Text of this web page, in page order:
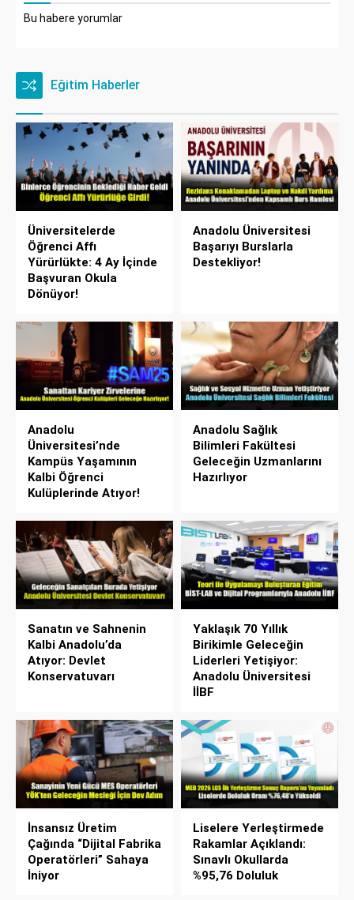
Bu habere yorumlar
Eğitim Haberler
Üniversitelerde
Öğrenci Affı
Yürürlükte: 4 Ay İçinde
Başvuran Okula
Dönüyor!
Anadolu Üniversitesi
Başarıyı Burslarla
Destekliyor!
Anadolu
Üniversitesi’nde
Kampüs Yaşamının
Kalbi Öğrenci
Kulüplerinde Atıyor!
Anadolu Sağlık
Bilimleri Fakültesi
Geleceğin Uzmanlarını
Hazırlıyor
Sanatın ve Sahnenin
Kalbi Anadolu’da
Atıyor: Devlet
Konservatuvarı
Yaklaşık 70 Yıllık
Birikimle Geleceğin
Liderleri Yetişiyor:
Anadolu Üniversitesi
İİBF
İnsansız Üretim
Çağında “Dijital Fabrika
Operatörleri” Sahaya
İniyor
Liselere Yerleştirmede
Rakamlar Açıklandı:
Sınavlı Okullarda
%95,76 Doluluk